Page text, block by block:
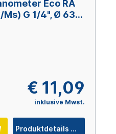
Eco RA
G 1/4", Ø 63
€ 11,09
inklusive Mwst.
Produktdetails